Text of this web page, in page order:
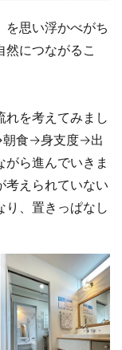
を思い浮かべがち
然につながるこ
れを考えてみまし
食→身支度→出
ら進んでいきま
考えられていない
り、置きっぱなし